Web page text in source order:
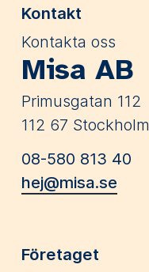
Kontakt
Kontakta oss
Misa AB
Primusgatan 112
112 67 Stockholm
08-580 813 40
hej@misa.se
Företaget